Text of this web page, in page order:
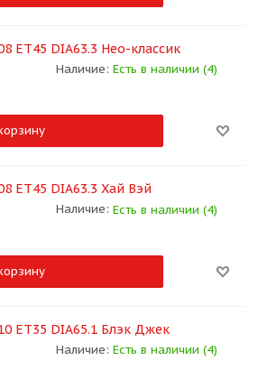
ET45 DIA63.3 Нео-классик
Наличие: Есть в наличии (4)
ET45 DIA63.3 Хай Вэй
Наличие: Есть в наличии (4)
ET35 DIA65.1 Блэк Джек
Наличие: Есть в наличии (4)